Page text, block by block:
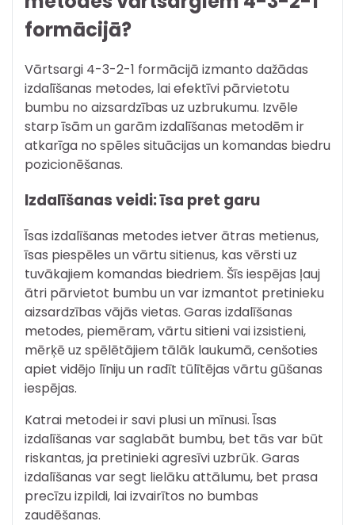
formācijā?
Vārtsargi 4-3-2-1 formācijā izmanto dažādas
izdalīšanas metodes, lai efektīvi pārvietotu
bumbu no aizsardzības uz uzbrukumu. Izvēle
starp īsām un garām izdalīšanas metodēm ir
atkarīga no spēles situācijas un komandas biedru
pozicionēšanas.
Izdalīšanas veidi: īsa pret garu
Īsas izdalīšanas metodes ietver ātras metienus,
īsas piespēles un vārtu sitienus, kas vērsti uz
tuvākajiem komandas biedriem. Šīs iespējas ļauj
ātri pārvietot bumbu un var izmantot pretinieku
aizsardzības vājās vietas. Garas izdalīšanas
metodes, piemēram, vārtu sitieni vai izsistieni,
mērķē uz spēlētājiem tālāk laukumā, cenšoties
apiet vidējo līniju un radīt tūlītējas vārtu gūšanas
iespējas.
Katrai metodei ir savi plusi un mīnusi. Īsas
izdalīšanas var saglabāt bumbu, bet tās var būt
riskantas, ja pretinieki agresīvi uzbrūk. Garas
izdalīšanas var segt lielāku attālumu, bet prasa
precīzu izpildi, lai izvairītos no bumbas
zaudēšanas.